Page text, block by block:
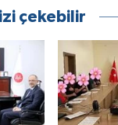
çekebilir